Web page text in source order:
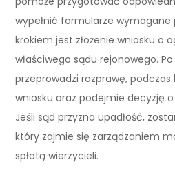
wypełnić formularze wymagane
krokiem jest złożenie wniosku o
właściwego sądu rejonowego.
przeprowadzi rozprawę,
wniosku oraz podejmie decyzję o
Jeśli sąd przyzna upadłość,
który zajmie się zarządzaniem
spłatą wierzycieli.